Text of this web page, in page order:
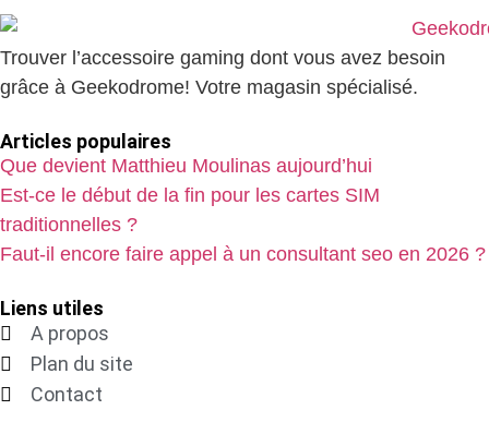
Trouver l’accessoire gaming dont vous avez besoin
grâce à Geekodrome! Votre magasin spécialisé.
Articles populaires
Que devient Matthieu Moulinas aujourd’hui
Est-ce le début de la fin pour les cartes SIM
traditionnelles ?
Faut-il encore faire appel à un consultant seo en 2026 ?
Liens utiles
A propos
Plan du site
Contact